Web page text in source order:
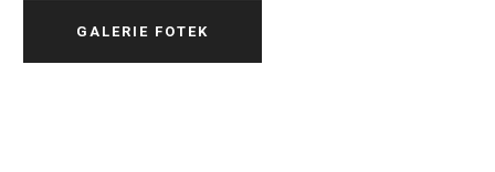
GALERIE FOTEK